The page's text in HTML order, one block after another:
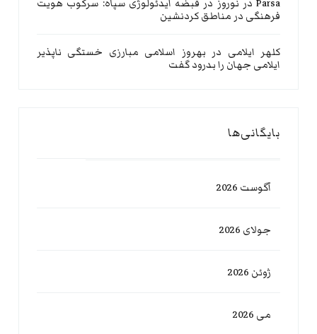
Parsa در نوروز در قبضه ایدئولوژی سپاه: سرکوب هویت
فرهنگی در مناطق کردنشین
کلهر ایلامی در بهروز اسلامی مبارزی خستگی ناپذیر
ایلامی جهان را بدرود گفت
بایگانی‌ها
آگوست 2026
جولای 2026
ژوئن 2026
می 2026